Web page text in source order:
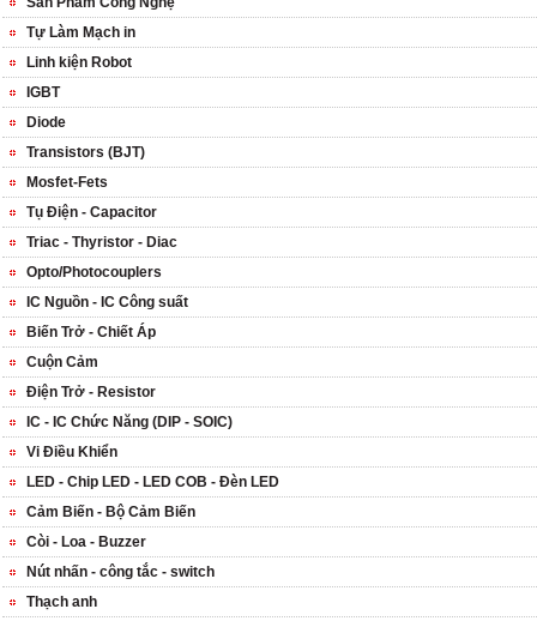
Tự Làm Mạch in
Linh kiện Robot
IGBT
Diode
Transistors (BJT)
Mosfet-Fets
Tụ Điện - Capacitor
Triac - Thyristor - Diac
Opto/Photocouplers
IC Nguồn - IC Công suất
Biến Trở - Chiết Áp
Cuộn Cảm
Điện Trở - Resistor
IC - IC Chức Năng (DIP - SOIC)
Vi Điều Khiển
LED - Chip LED - LED COB - Đèn LED
Cảm Biến - Bộ Cảm Biến
Còi - Loa - Buzzer
Nút nhấn - công tắc - switch
Thạch anh